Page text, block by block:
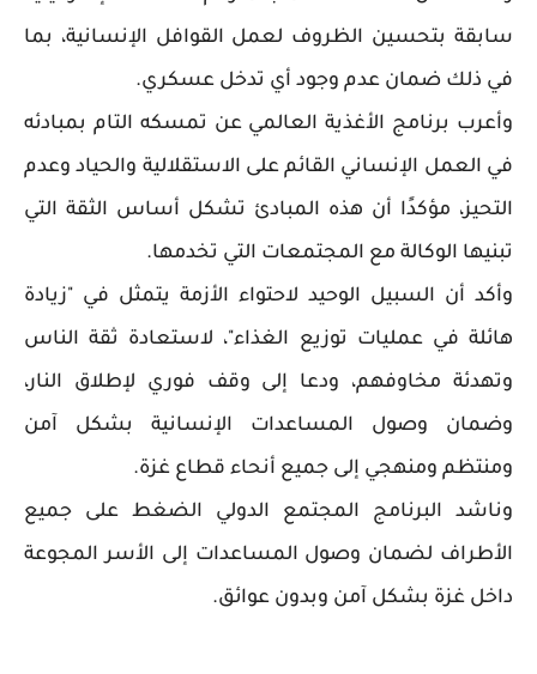
سابقة بتحسين الظروف لعمل القوافل الإنسانية، بما
في ذلك ضمان عدم وجود أي تدخل عسكري.
وأعرب برنامج الأغذية العالمي عن تمسكه التام بمبادئه
في العمل الإنساني القائم على الاستقلالية والحياد وعدم
التحيز، مؤكدًا أن هذه المبادئ تشكل أساس الثقة التي
تبنيها الوكالة مع المجتمعات التي تخدمها.
وأكد أن السبيل الوحيد لاحتواء الأزمة يتمثل في "زيادة
هائلة في عمليات توزيع الغذاء"، لاستعادة ثقة الناس
وتهدئة مخاوفهم، ودعا إلى وقف فوري لإطلاق النار،
وضمان وصول المساعدات الإنسانية بشكل آمن
ومنتظم ومنهجي إلى جميع أنحاء قطاع غزة.
وناشد البرنامج المجتمع الدولي الضغط على جميع
الأطراف لضمان وصول المساعدات إلى الأسر المجوعة
داخل غزة بشكل آمن وبدون عوائق.